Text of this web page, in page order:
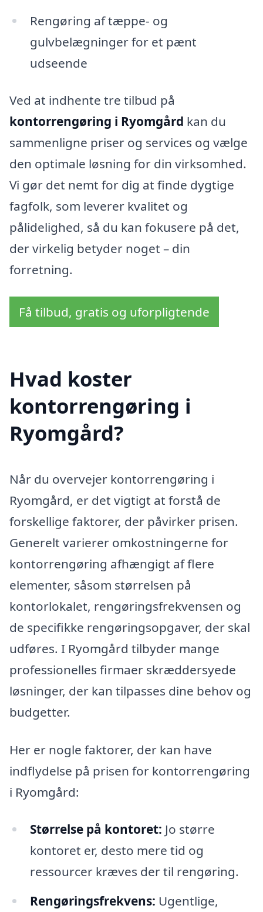
Rengøring af tæppe- og
gulvbelægninger for et pænt
udseende
Ved at indhente tre tilbud på
kontorrengøring i Ryomgård kan du
sammenligne priser og services og vælge
den optimale løsning for din virksomhed.
Vi gør det nemt for dig at finde dygtige
fagfolk, som leverer kvalitet og
pålidelighed, så du kan fokusere på det,
der virkelig betyder noget – din
forretning.
Få tilbud, gratis og uforpligtende
Hvad koster
kontorrengøring i
Ryomgård?
Når du overvejer kontorrengøring i
Ryomgård, er det vigtigt at forstå de
forskellige faktorer, der påvirker prisen.
Generelt varierer omkostningerne for
kontorrengøring afhængigt af flere
elementer, såsom størrelsen på
kontorlokalet, rengøringsfrekvensen og
de specifikke rengøringsopgaver, der skal
udføres. I Ryomgård tilbyder mange
professionelles firmaer skræddersyede
løsninger, der kan tilpasses dine behov og
budgetter.
Her er nogle faktorer, der kan have
indflydelse på prisen for kontorrengøring
i Ryomgård:
Størrelse på kontoret: Jo større
kontoret er, desto mere tid og
ressourcer kræves der til rengøring.
Rengøringsfrekvens: Ugentlige,